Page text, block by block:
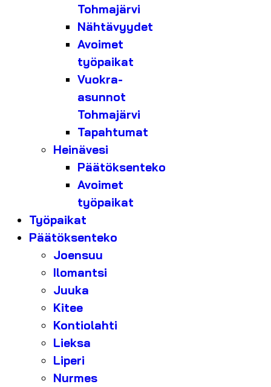
Tohmajärvi
Nähtävyydet
Avoimet
työpaikat
Vuokra-
asunnot
Tohmajärvi
Tapahtumat
Heinävesi
Päätöksenteko
Avoimet
työpaikat
Työpaikat
Päätöksenteko
Joensuu
Ilomantsi
Juuka
Kitee
Kontiolahti
Lieksa
Liperi
Nurmes